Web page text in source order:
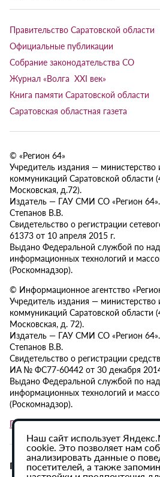
Правительство Саратовской области
Официальные публикации
Собрание законодательства СО
Журнал «Волга XXI век»
Книга памяти Саратовской области
Саратовская областная газета
© «Регион 64»
Учредитель издания —
коммуникаций Саратовской области
Московская, д.72).
Издатель — ГАУ СМИ СО «Регион
Степанов В.В.
Свидетельство о регистрации
61373 от 10 апреля 2015 г.
Выдано Федеральной службой по
информационных технологий и
(Роскомнадзор).
© Информационное агентство
Учредитель издания —
коммуникаций Саратовской области
Московская, д. 72).
Издатель — ГАУ СМИ СО «Регион
Степанов В.В.
Свидетельство о регистрации
ИА № ФС77-60442 от 30 декабря
Выдано Федеральной службой по
информационных технологий и
(Роскомнадзор).
Политика в отношении обработки
При использовании материалов
Наш сайт использует
cookie. Это позволяет нам
анализировать данные о
посетителей, а также